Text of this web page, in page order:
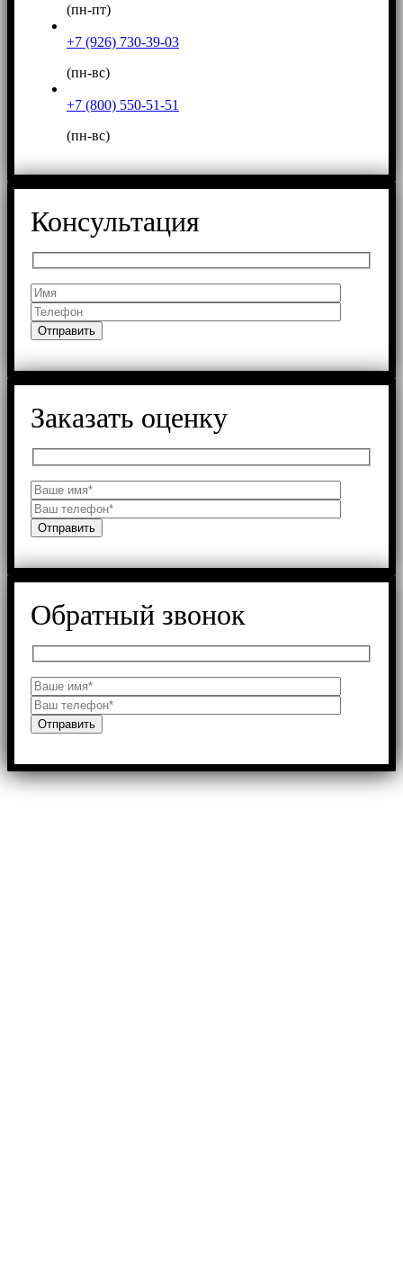
(пн-пт)
+7 (926) 730-39-03
(пн-вс)
+7 (800) 550-51-51
(пн-вс)
Консультация
Заказать оценку
Обратный звонок